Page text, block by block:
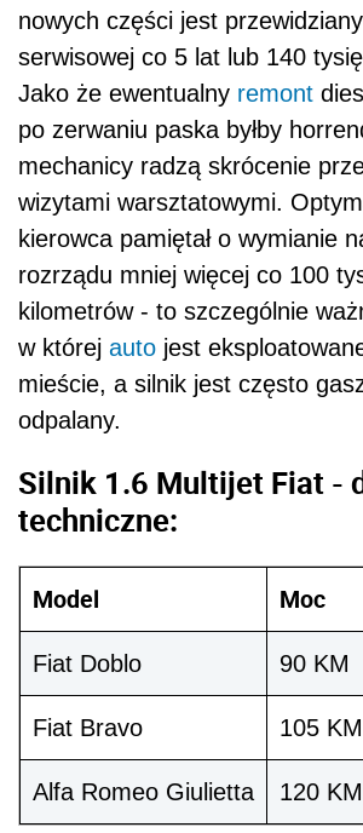
nowych części jest
serwisowej co 5 lat lub 140
Jako że ewentualny remont
po zerwaniu paska byłby
mechanicy radzą skrócenie
wizytami warsztatowymi.
kierowca pamiętał o wymianie
rozrządu mniej więcej co 100
kilometrów - to szczególnie
w której auto jest
mieście, a silnik jest często
odpalany.
Silnik 1.6 Multijet Fiat -
techniczne:
Model Moc
Fiat Doblo 90 KM
Fiat Bravo 105 KM
Alfa Romeo Giulietta 120 KM